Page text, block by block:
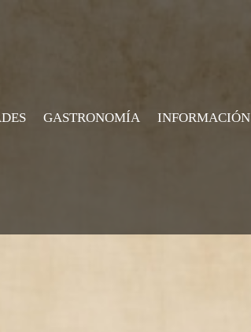
GASTRONOMÍA INFORMACIÓN